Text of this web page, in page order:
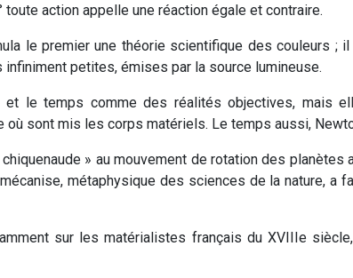
action appelle une réaction égale et contraire.
le premier une théorie scientifique des couleurs ;
petites, émises par la source lumineuse.
et le temps comme des réalités objectives, mais
sont mis les corps matériels. Le temps aussi,
» au mouvement de rotation des
métaphysique des sciences de la nature,
sur les matérialistes français du XVIIIe